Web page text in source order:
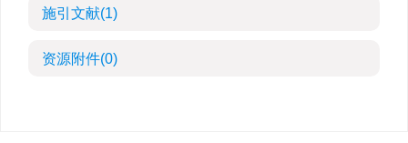
施引文献(1)
资源附件(0)